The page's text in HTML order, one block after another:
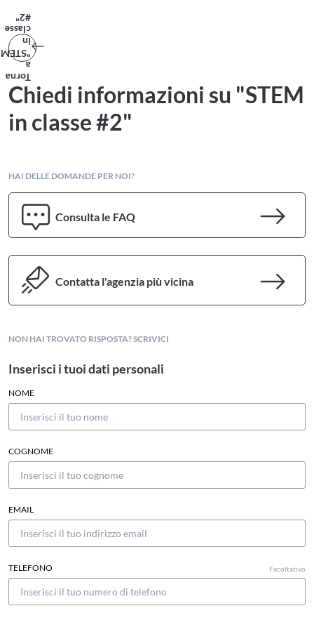
Torna
a
"STEM
in
classe
#2"
Chiedi informazioni su "STEM
in classe #2"
NON HAI TROVATO RISPOSTA? SCRIVICI
Inserisci i tuoi dati personali
NOME
COGNOME
EMAIL
TELEFONO Facoltativo
HAI DELLE DOMANDE PER NOI?
Consulta le FAQ
Contatta l'agenzia più vicina